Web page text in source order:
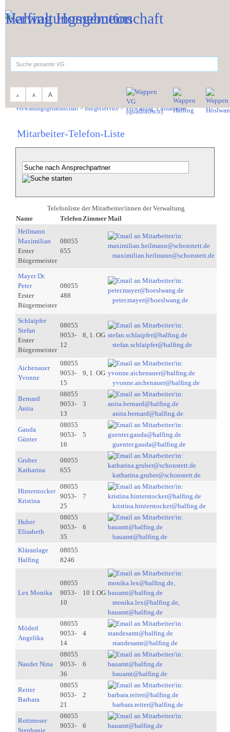
A A A
Verwaltungsgemeinschaft>Bürgerservice>Verwaltung>Mitarbeiter
Mitarbeiter-Telefon-Liste
Telefonliste der Mitarbeiter/innen der Verwaltung
Name
Telefon ZimmerMail
Heilmann
Maximilian
Erster
Bürgermeister
08055
655
maximilian.heilmann@schonstett.de
Mayer Dr.
Peter
Erster
Bürgermeister
08055
488
peter.mayer@hoeslwang.de
Schlaipfer
Stefan
Erster
Bürgermeister
08055
9053-
12
8, 1. OG
stefan.schlaipfer@halfing.de
Aichenauer
Yvonne
08055
9053-
15
9, 1. OG
yvonne.aichenauer@halfing.de
Bernard
Anita
08055
9053-
13
3
anita.bernard@halfing.de
Gauda
Günter
08055
9053-
16
5
guenter.gauda@halfing.de
Gruber
Katharina
08055
655
katharina.gruber@schonstett.de
Hinterstocker
Kristina
08055
9053-
25
7
kristina.hinterstocker@halfing.de
Huber
Elisabeth
08055
9053-
35
6
bauamt@halfing.de
Kläranlage
Halfing
08055
8246
Lex Monika
08055
9053-
10
10 1.OG
monika.lex@halfing.de,
bauamt@halfing.de
Möderl
Angelika
08055
9053-
14
4
standesamt@halfing.de
Naudet Nina
08055
9053-
36
6
bauamt@halfing.de
Reiter
Barbara
08055
9053-
21
2
barbara.reiter@halfing.de
Rottmoser
Stephanie
08055
9053-
6